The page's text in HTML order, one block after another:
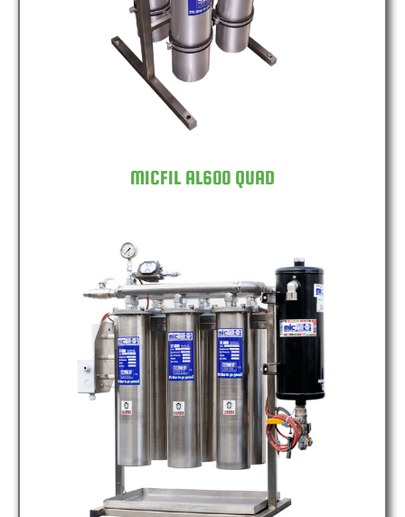
MICFIL AL600 QUAD
MICFIL AL600 SIXFOLD